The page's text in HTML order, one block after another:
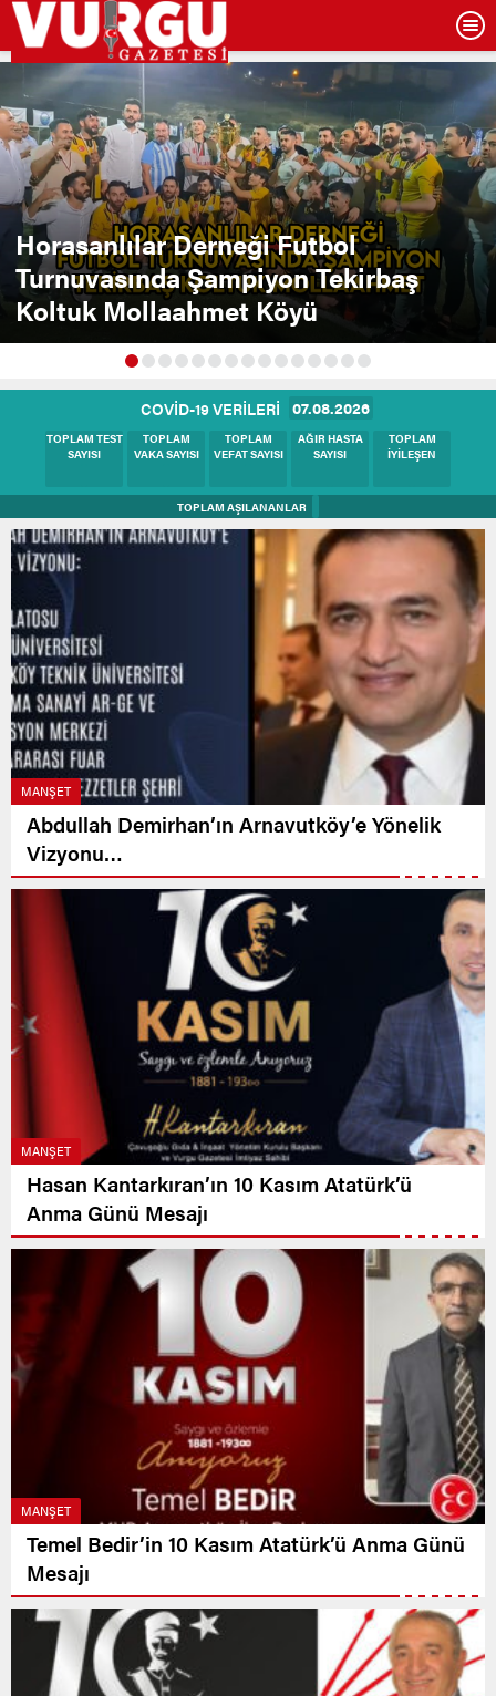
Horasanlılar Derneği Futbol
Turnuvasında Şampiyon Tekirbaş
Koltuk Mollaahmet Köyü
COVİD-19 VERİLERİ 07.08.2026
BUGÜNKÜ
TEST SAYISI
BUGÜNKÜ
VAKA SAYISI
BUGÜNKÜ
HASTA SAYISI
BUGÜNKÜ
VEFAT SAYISI
BUGÜNKÜ
İYİLEŞEN
TOPLAM AŞILANANLAR
MANŞET
Abdullah Demirhan’ın Arnavutköy’e Yönelik
Vizyonu…
MANŞET
Hasan Kantarkıran’ın 10 Kasım Atatürk’ü
Anma Günü Mesajı
MANŞET
Temel Bedir’in 10 Kasım Atatürk’ü Anma Günü
Mesajı